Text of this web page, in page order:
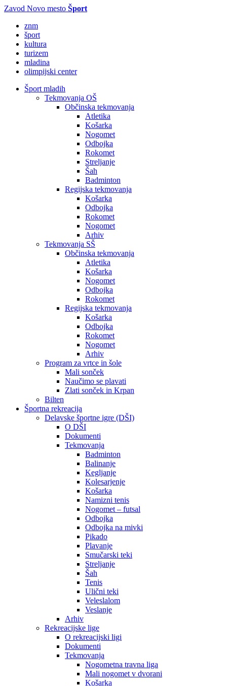
Zavod Novo mesto Šport
znm
šport
kultura
turizem
mladina
olimpijski center
Šport mladih
Tekmovanja OŠ
Občinska tekmovanja
Atletika
Košarka
Nogomet
Odbojka
Rokomet
Streljanje
Šah
Badminton
Regijska tekmovanja
Košarka
Odbojka
Rokomet
Nogomet
Arhiv
Tekmovanja SŠ
Občinska tekmovanja
Atletika
Košarka
Nogomet
Odbojka
Rokomet
Regijska tekmovanja
Košarka
Odbojka
Rokomet
Nogomet
Arhiv
Program za vrtce in šole
Mali sonček
Naučimo se plavati
Zlati sonček in Krpan
Bilten
Športna rekreacija
Delavske športne igre (DŠI)
O DŠI
Dokumenti
Tekmovanja
Badminton
Balinanje
Kegljanje
Kolesarjenje
Košarka
Namizni tenis
Nogomet – futsal
Odbojka
Odbojka na mivki
Pikado
Plavanje
Smučarski teki
Streljanje
Šah
Tenis
Ulični teki
Veleslalom
Veslanje
Arhiv
Rekreacijske lige
O rekreacijski ligi
Dokumenti
Tekmovanja
Nogometna travna liga
Mali nogomet v dvorani
Košarka